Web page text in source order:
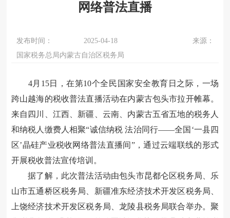
网络普法直播
发布时间： 2025-04-18
来源：
国家税务总局内蒙古自治区税务局
4月15日，在第10个全民国家安全教育日之际，一场
跨山越海的税收普法直播活动在内蒙古包头市拉开帷幕。
来自四川、江西、新疆、云南、内蒙古五省五地的税务人
和纳税人缴费人相聚“诚信纳税 法治同行——全国‘一县四
区’晶硅产业税收网络普法直播间”，通过云端联线的形式
开展税收普法宣传培训。
据了解，此次普法活动由包头市昆都仑区税务局、乐
山市五通桥区税务局、新疆准东经济技术开发区税务局、
上饶经济技术开发区税务局、龙陵县税务局联合举办。聚